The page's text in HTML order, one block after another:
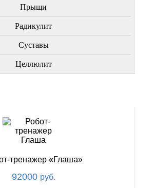
Прыщи
Радикулит
Суставы
Целлюлит
тренажер «Глаша»
92000 руб.